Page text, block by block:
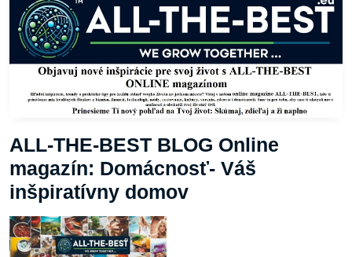
ALL-THE-BEST BLOG Online
magazín: Domácnosť- Váš
inšpiratívny domov